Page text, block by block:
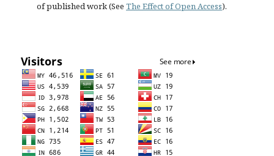
of published work (See The Effect of Open Access).